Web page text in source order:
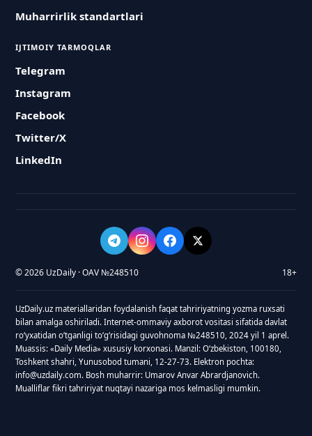
Muharrirlik standartlari
IJTIMOIY TARMOQLAR
Telegram
Instagram
Facebook
Twitter/X
LinkedIn
© 2026 UzDaily · OAV №248510 18+
UzDaily.uz materiallaridan foydalanish faqat tahririyatning yozma ruxsati
bilan amalga oshiriladi. Internet-ommaviy axborot vositasi sifatida davlat
roʻyxatidan oʻtganligi toʻgʻrisidagi guvohnoma №248510, 2024 yil 1 aprel.
Muassis: «Daily Media» xususiy korxonasi. Manzil: Oʻzbekiston, 100180,
Toshkent shahri, Yunusobod tumani, 12-27-73. Elektron pochta:
info@uzdaily.com. Bosh muharrir: Umarov Anvar Abrardjanovich.
Mualliflar fikri tahririyat nuqtayi nazariga mos kelmasligi mumkin.